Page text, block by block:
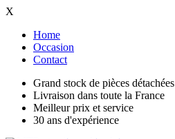
X
Home
Occasion
Contact
Grand stock de pièces détachées
Livraison dans toute la France
Meilleur prix et service
30 ans d'expérience